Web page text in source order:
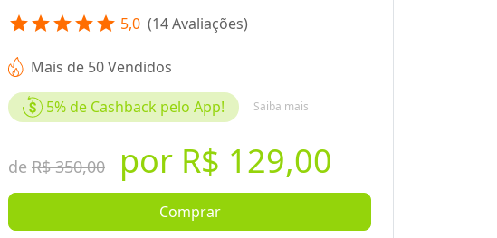
starstarstarstarstar 5,0 (14Avaliações)
de R$ 350,00 por R$ 129,00
Mais de 50 Vendidos
5% de Cashback pelo App! Saiba mais
Comprar